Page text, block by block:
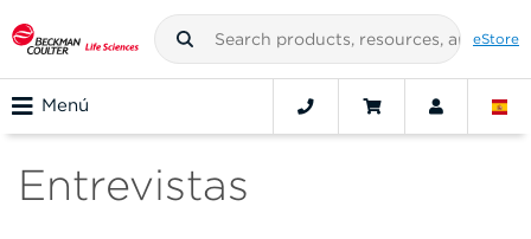
eStore
Menú
Entrevistas